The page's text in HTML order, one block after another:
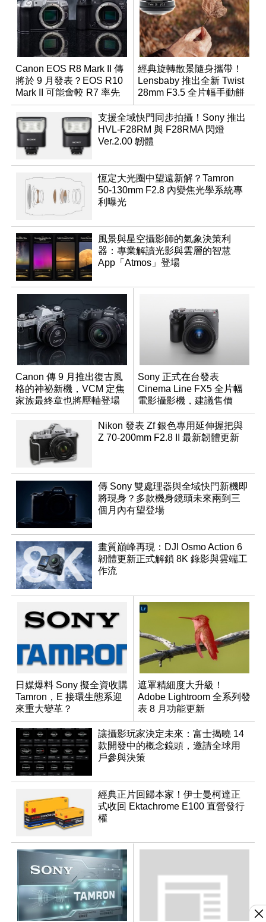
Canon EOS R8 Mark II 傳
將於 9 月發表？EOS R10
Mark II 可能會較 R7 率先
推出
經典旋轉散景隨身攜帶！
Lensbaby 推出全新 Twist
28mm F3.5 全片幅手動餅
乾鏡
支援全域快門同步拍攝！Sony 推出
HVL-F28RM 與 F28RMA 閃燈
Ver.2.00 韌體
恆定大光圈中望遠新解？Tamron
50-130mm F2.8 內變焦光學系統專
利曝光
風景與星空攝影師的氣象決策利
器：專業解讀光影與雲層的智慧
App「Atmos」登場
Canon 傳 9 月推出復古風
格的神祕新機，VCM 定焦
家族最終章也將壓軸登場
Sony 正式在台發表
Cinema Line FX5 全片幅
電影攝影機，建議售價
NT$144,980
Nikon 發表 Zf 銀色專用延伸握把與
Z 70-200mm F2.8 II 最新韌體更新
傳 Sony 雙處理器與全域快門新機即
將現身？多款機身鏡頭未來兩到三
個月內有望登場
畫質巔峰再現：DJI Osmo Action 6
韌體更新正式解鎖 8K 錄影與雲端工
作流
日媒爆料 Sony 擬全資收購
Tamron，E 接環生態系迎
來重大變革？
遮罩精細度大升級！
Adobe Lightroom 全系列發
表 8 月功能更新
讓攝影玩家決定未來：富士揭曉 14
款開發中的概念鏡頭，邀請全球用
戶參與決策
經典正片回歸本家！伊士曼柯達正
式收回 Ektachrome E100 直營發行
權